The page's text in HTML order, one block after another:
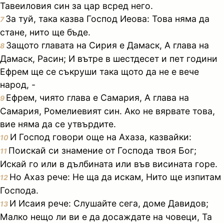
Тавеиловия син за цар всред него.
7За туй, така казва Господ Иеова: Това няма да
стане, нито ще бъде.
8 Защото главата на Сирия е Дамаск, А глава на
Дамаск, Расин; И вътре в шестдесет и пет години
Ефрем ще се съкруши така щото да не е вече
народ, -
9 Ефрем, чиято глава е Самария, А глава на
Самария, Ромелиевият син. Ако не вярвате това,
вие няма да се утвърдите.
10 И Господ говори още на Ахаза, казвайки:
11 Поискай си знамение от Господа твоя Бог;
Искай го или в дълбината или във висината горе.
12 Но Ахаз рече: Не ща да искам, Нито ще изпитам
Господа.
13 И Исаия рече: Слушайте сега, доме Давидов;
Малко нещо ли ви е да досаждате на човеци, Та